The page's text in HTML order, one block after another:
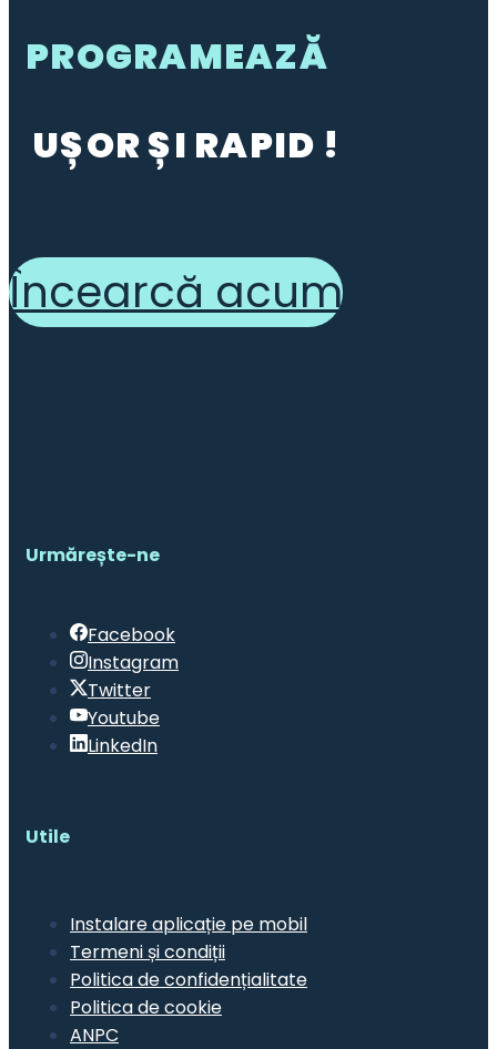
PROGRAMEAZĂ
UȘOR ȘI RAPID !
Încearcă acum
Urmărește-ne
Facebook
Instagram
Twitter
Youtube
LinkedIn
Utile
Instalare aplicație pe mobil
Termeni și condiții
Politica de confidențialitate
Politica de cookie
ANPC